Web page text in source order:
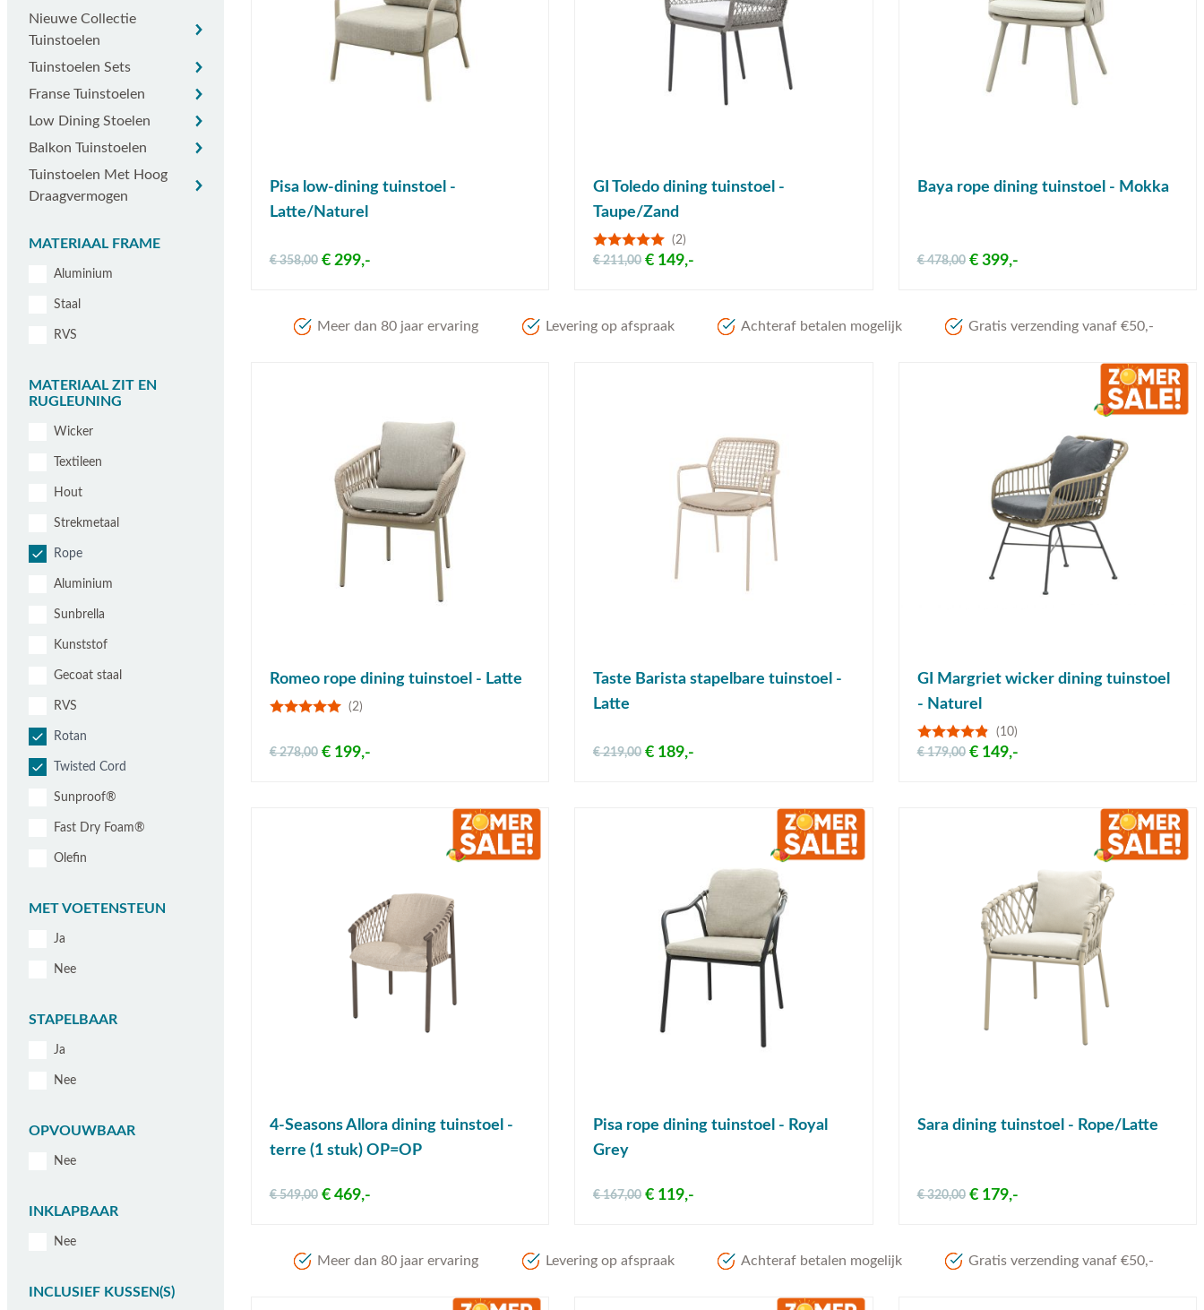
Pisa low-dining tuinstoel -
Latte/Naturel
€ 299,-
€ 358,00
GI Toledo dining tuinstoel -
Taupe/Zand
(2)
€ 149,-
€ 211,00
Baya rope dining tuinstoel - Mokka
€ 399,-
€ 478,00
Meer dan 80 jaar ervaring Levering op afspraak Achteraf betalen mogelijk Gratis verzending vanaf €50,-
Romeo rope dining tuinstoel - Latte
(2)
€ 199,-
€ 278,00
Taste Barista stapelbare tuinstoel -
Latte
€ 189,-
€ 219,00
GI Margriet wicker dining tuinstoel
- Naturel
(10)
€ 149,-
€ 179,00
4-Seasons Allora dining tuinstoel -
terre (1 stuk) OP=OP
€ 469,-
€ 549,00
Pisa rope dining tuinstoel - Royal
Grey
€ 119,-
€ 167,00
Sara dining tuinstoel - Rope/Latte
€ 179,-
€ 320,00
Meer dan 80 jaar ervaring Levering op afspraak Achteraf betalen mogelijk Gratis verzending vanaf €50,-
Nieuwe collectie tuinstoelen
Nieuwe Collectie
Tuinstoelen
Tuinstoelen sets
Tuinstoelen Sets
Franse tuinstoelen
Franse Tuinstoelen
Low dining stoelen
Low Dining Stoelen
Balkon tuinstoelen
Balkon Tuinstoelen
Tuinstoelen met hoog draagvermogen
Tuinstoelen Met Hoog
Draagvermogen
MATERIAAL FRAME
Aluminium
Staal
RVS
MATERIAAL ZIT EN
RUGLEUNING
Wicker
Textileen
Hout
Strekmetaal
Rope
Aluminium
Sunbrella
Kunststof
Gecoat staal
RVS
Rotan
Twisted Cord
Sunproof®
Fast Dry Foam®
Olefin
MET VOETENSTEUN
Ja
Nee
STAPELBAAR
Ja
Nee
OPVOUWBAAR
Nee
INKLAPBAAR
Nee
INCLUSIEF KUSSEN(S)